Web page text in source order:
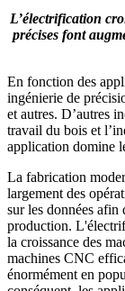
L’électrification
précises font
En fonction des
ingénierie de
et autres. D’autres
travail du bois et
application domine
La fabrication
largement des
sur les données afin
production.
la croissance des
machines CNC
énormément en